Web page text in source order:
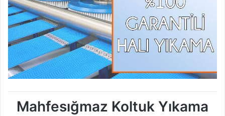
Mahfesığmaz Koltuk Yıkama